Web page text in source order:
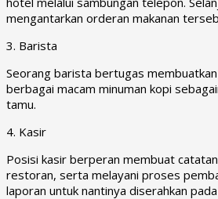
mengantarkan orderan makanan
3. Barista
Seorang barista bertugas
berbagai macam minuman kopi
tamu.
4. Kasir
Posisi kasir berperan membuat
restoran, serta melayani proses
laporan untuk nantinya diserahkan